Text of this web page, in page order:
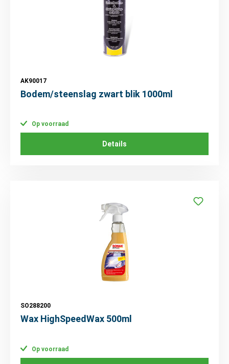
AK90017
Bodem/steenslag zwart blik 1000ml
Op voorraad
Details
SO288200
Wax HighSpeedWax 500ml
Op voorraad